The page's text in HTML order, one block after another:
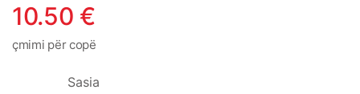
10.50 €
çmimi për copë
Sasia